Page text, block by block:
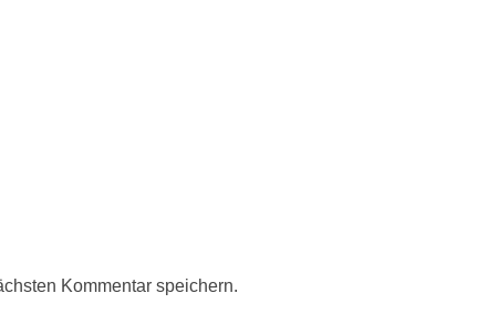
Kommentar speichern.